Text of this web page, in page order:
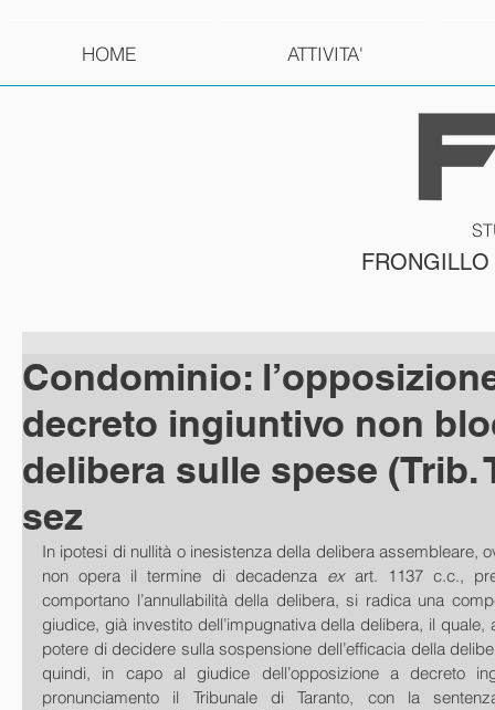
HOME ATTIVITA'
Condominio:
decreto ingiuntivo non
delibera sulle spese (Trib.
sez
In ipotesi di nullità o inesistenza della delibera assembleare,
non opera il termine di decadenza ex art. 1137 c.c.,
comportano l’annullabilità della delibera, si radica una
giudice, già investito dell’impugnativa della delibera, il quale,
potere di decidere sulla sospensione dell’efficacia della
quindi, in capo al giudice dell’opposizione a decreto
pronunciamento il Tribunale di Taranto, con la